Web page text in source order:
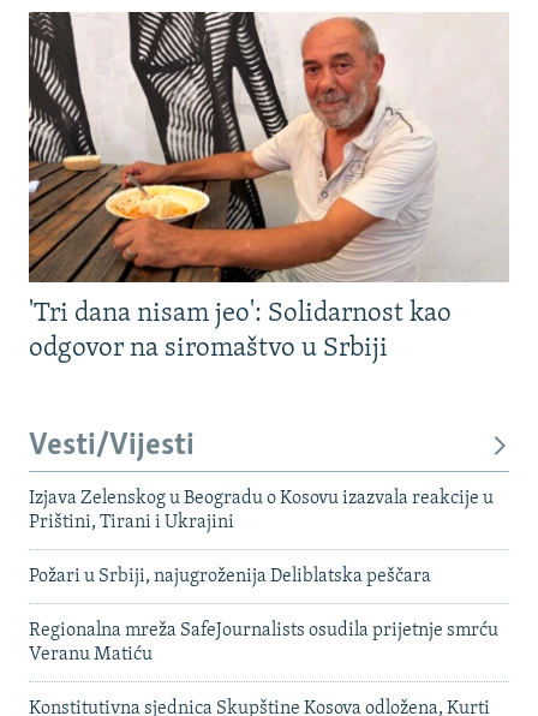
'Tri dana nisam jeo': Solidarnost kao
odgovor na siromaštvo u Srbiji
Vesti/Vijesti
Izjava Zelenskog u Beogradu o Kosovu izazvala reakcije u
Prištini, Tirani i Ukrajini
Požari u Srbiji, najugroženija Deliblatska peščara
Regionalna mreža SafeJournalists osudila prijetnje smrću
Veranu Matiću
Konstitutivna sjednica Skupštine Kosova odložena, Kurti